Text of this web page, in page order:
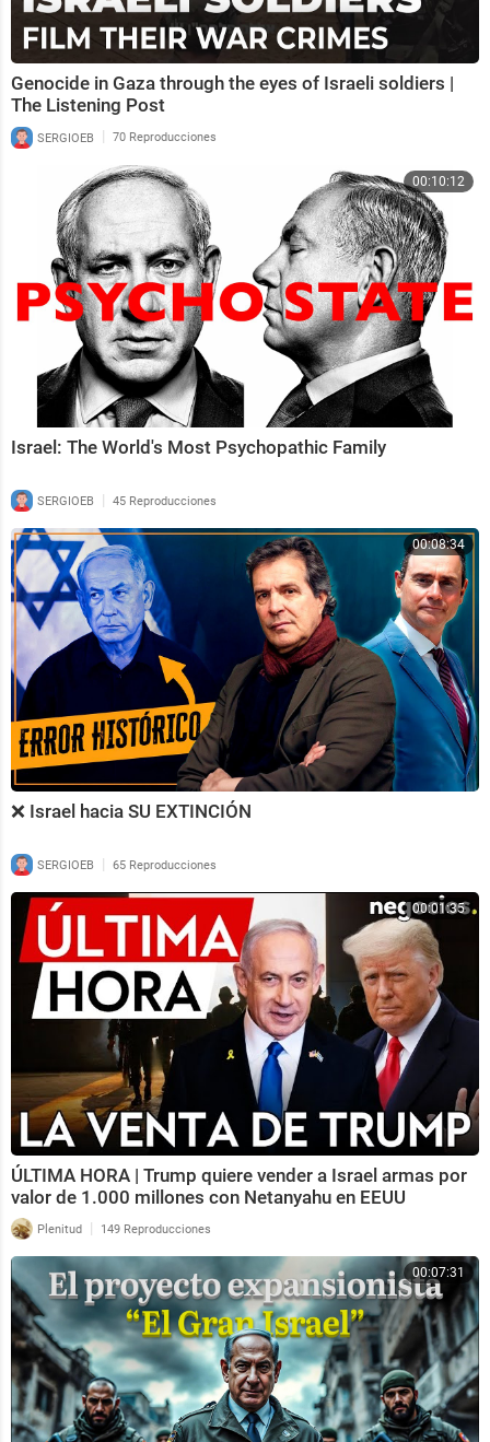
Genocide in Gaza through the eyes of Israeli soldiers |
The Listening Post
SERGIOEB | 70 Reproducciones
00:10:12
Israel: The World's Most Psychopathic Family
SERGIOEB | 45 Reproducciones
00:08:34
❌ Israel hacia SU EXTINCIÓN
SERGIOEB | 65 Reproducciones
00:01:35
ÚLTIMA HORA | Trump quiere vender a Israel armas por
valor de 1.000 millones con Netanyahu en EEUU
Plenitud | 149 Reproducciones
00:07:31